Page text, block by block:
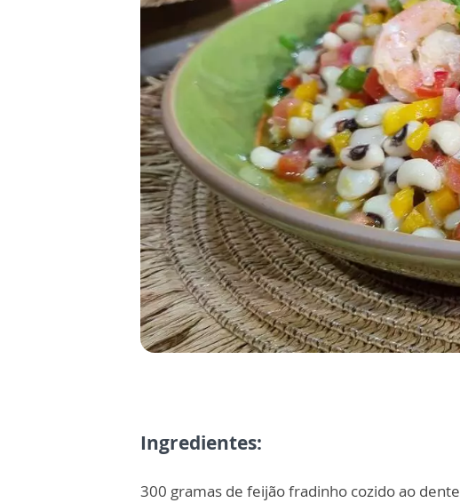
Ingredientes:
300 gramas de feijão fradinho cozido ao dente